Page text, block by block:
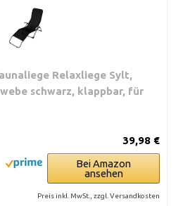
Relaxliege Sylt,
schwarz, klappbar, für
39,98 €
Bei Amazon
ansehen
Preis inkl. MwSt., zzgl. Versandkosten